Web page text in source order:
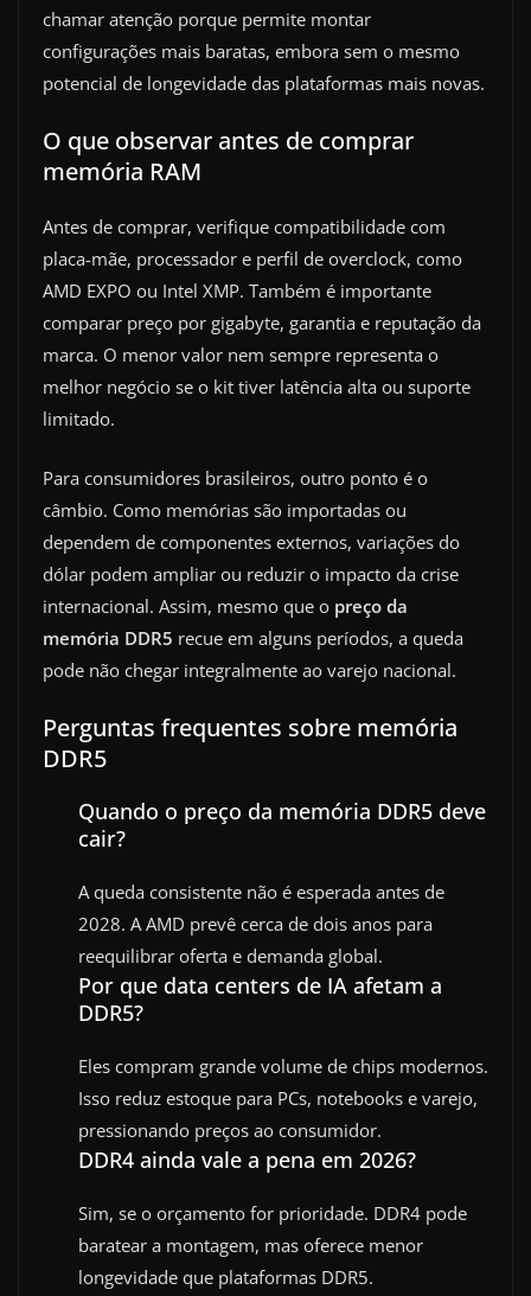
chamar atenção porque permite montar
configurações mais baratas, embora sem o mesmo
potencial de longevidade das plataformas mais novas.
O que observar antes de comprar
memória RAM
Antes de comprar, verifique compatibilidade com
placa-mãe, processador e perfil de overclock, como
AMD EXPO ou Intel XMP. Também é importante
comparar preço por gigabyte, garantia e reputação da
marca. O menor valor nem sempre representa o
melhor negócio se o kit tiver latência alta ou suporte
limitado.
Para consumidores brasileiros, outro ponto é o
câmbio. Como memórias são importadas ou
dependem de componentes externos, variações do
dólar podem ampliar ou reduzir o impacto da crise
internacional. Assim, mesmo que o preço da
memória DDR5 recue em alguns períodos, a queda
pode não chegar integralmente ao varejo nacional.
Perguntas frequentes sobre memória
DDR5
Quando o preço da memória DDR5 deve
cair?
A queda consistente não é esperada antes de
2028. A AMD prevê cerca de dois anos para
reequilibrar oferta e demanda global.
Por que data centers de IA afetam a
DDR5?
Eles compram grande volume de chips modernos.
Isso reduz estoque para PCs, notebooks e varejo,
pressionando preços ao consumidor.
DDR4 ainda vale a pena em 2026?
Sim, se o orçamento for prioridade. DDR4 pode
baratear a montagem, mas oferece menor
longevidade que plataformas DDR5.